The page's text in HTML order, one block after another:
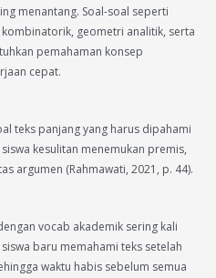
menantang. Soal-soal seperti
geometri analitik, serta
pemahaman konsep
cepat.
teks panjang yang harus dipahami
kesulitan menemukan premis,
argumen (Rahmawati, 2021, p. 44).
vocab akademik sering kali
baru memahami teks setelah
waktu habis sebelum semua